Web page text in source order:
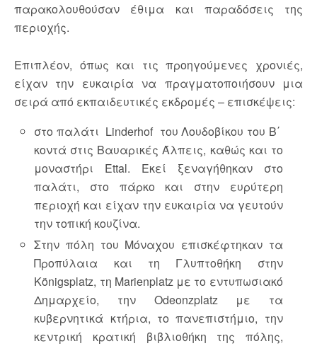
παρακολουθούσαν έθιμα και παραδόσεις της
περιοχής.
Επιπλέον, όπως και τις προηγούμενες χρονιές,
είχαν την ευκαιρία να πραγματοποιήσουν μια
σειρά από εκπαιδευτικές εκδρομές – επισκέψεις:
στο παλάτι Linderhof του Λουδοβίκου του Β΄
κοντά στις Βαυαρικές Άλπεις, καθώς και το
μοναστήρι Ettal. Εκεί ξεναγήθηκαν στο
παλάτι, στο πάρκο και στην ευρύτερη
περιοχή και είχαν την ευκαιρία να γευτούν
την τοπική κουζίνα.
Στην πόλη του Μόναχου επισκέφτηκαν τα
Προπύλαια και τη Γλυπτοθήκη στην
Königsplatz, τη Marienplatz με το εντυπωσιακό
Δημαρχείο, την Odeonzplatz με τα
κυβερνητικά κτήρια, το πανεπιστήμιο, την
κεντρική κρατική βιβλιοθήκη της πόλης,